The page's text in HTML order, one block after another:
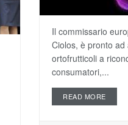
Il commissario
Ciolos, è pronto
ortofrutticoli a
consumatori,...
READ MORE